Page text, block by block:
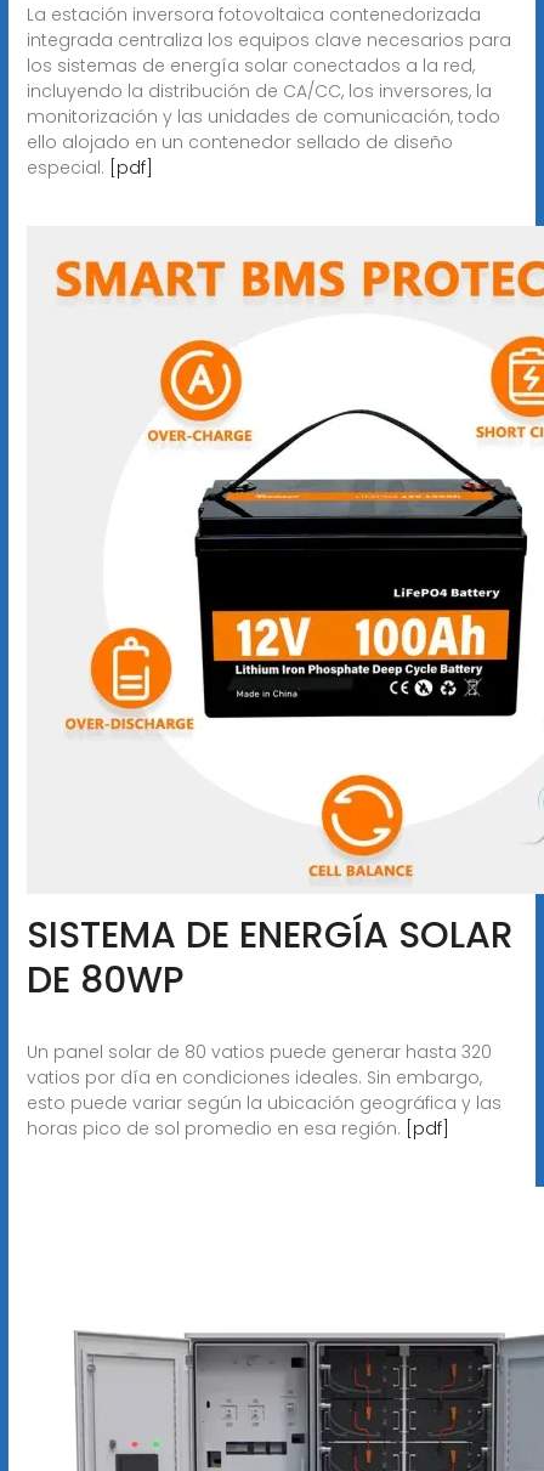
La estación inversora fotovoltaica contenedorizada
integrada centraliza los equipos clave necesarios para
los sistemas de energía solar conectados a la red,
incluyendo la distribución de CA/CC, los inversores, la
monitorización y las unidades de comunicación, todo
ello alojado en un contenedor sellado de diseño
especial. [pdf]
SISTEMA DE ENERGÍA SOLAR
DE 80WP
Un panel solar de 80 vatios puede generar hasta 320
vatios por día en condiciones ideales. Sin embargo,
esto puede variar según la ubicación geográfica y las
horas pico de sol promedio en esa región. [pdf]